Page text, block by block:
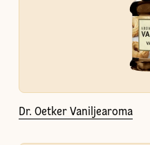
Dr. Oetker Vaniljearoma